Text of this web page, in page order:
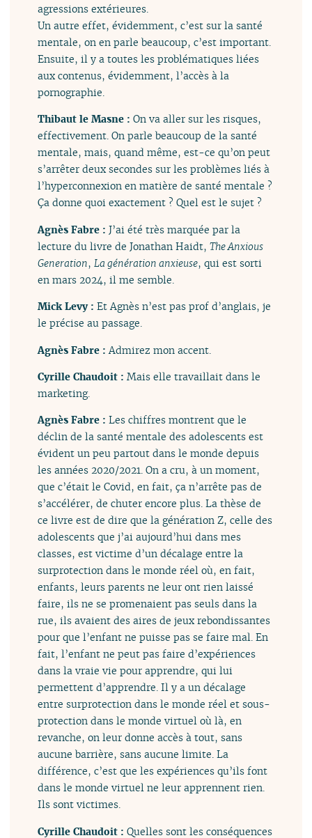
agressions extérieures.
Un autre effet, évidemment, c’est sur la santé
mentale, on en parle beaucoup, c’est important.
Ensuite, il y a toutes les problématiques liées
aux contenus, évidemment, l’accès à la
pornographie.
Thibaut le Masne :On va aller sur les risques,
effectivement. On parle beaucoup de la santé
mentale, mais, quand même, est-ce qu’on peut
s’arrêter deux secondes sur les problèmes liés à
l’hyperconnexion en matière de santé mentale ?
Ça donne quoi exactement ? Quel est le sujet ?
Agnès Fabre :J’ai été très marquée par la
lecture du livre de Jonathan Haidt,The Anxious
Generation,La génération anxieuse, qui est sorti
en mars 2024, il me semble.
Mick Levy :Et Agnès n’est pas prof d’anglais, je
le précise au passage.
Agnès Fabre :Admirez mon accent.
Cyrille Chaudoit :Mais elle travaillait dans le
marketing.
Agnès Fabre :Les chiffres montrent que le
déclin de la santé mentale des adolescents est
évident un peu partout dans le monde depuis
les années 2020/2021. On a cru, à un moment,
que c’était le Covid, en fait, ça n’arrête pas de
s’accélérer, de chuter encore plus. La thèse de
ce livre est de dire que la génération Z, celle des
adolescents que j’ai aujourd’hui dans mes
classes, est victime d’un décalage entre la
surprotection dans le monde réel où, en fait,
enfants, leurs parents ne leur ont rien laissé
faire, ils ne se promenaient pas seuls dans la
rue, ils avaient des aires de jeux rebondissantes
pour que l’enfant ne puisse pas se faire mal. En
fait, l’enfant ne peut pas faire d’expériences
dans la vraie vie pour apprendre, qui lui
permettent d’apprendre. Il y a un décalage
entre surprotection dans le monde réel et sous-
protection dans le monde virtuel où là, en
revanche, on leur donne accès à tout, sans
aucune barrière, sans aucune limite. La
différence, c’est que les expériences qu’ils font
dans le monde virtuel ne leur apprennent rien.
Ils sont victimes.
Cyrille Chaudoit :Quelles sont les conséquences